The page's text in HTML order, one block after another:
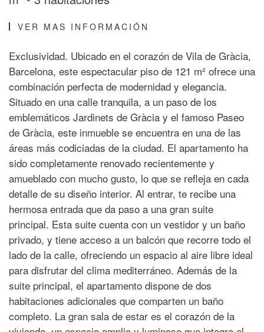
VER MAS INFORMACIÓN
Exclusividad. Ubicado en el corazón de Vila de Gràcia,
Barcelona, este espectacular piso de 121 m² ofrece una
combinación perfecta de modernidad y elegancia.
Situado en una calle tranquila, a un paso de los
emblemáticos Jardinets de Gràcia y el famoso Paseo
de Gràcia, este inmueble se encuentra en una de las
áreas más codiciadas de la ciudad. El apartamento ha
sido completamente renovado recientemente y
amueblado con mucho gusto, lo que se refleja en cada
detalle de su diseño interior. Al entrar, te recibe una
hermosa entrada que da paso a una gran suite
principal. Esta suite cuenta con un vestidor y un baño
privado, y tiene acceso a un balcón que recorre todo el
lado de la calle, ofreciendo un espacio al aire libre ideal
para disfrutar del clima mediterráneo. Además de la
suite principal, el apartamento dispone de dos
habitaciones adicionales que comparten un baño
completo. La gran sala de estar es el corazón de la